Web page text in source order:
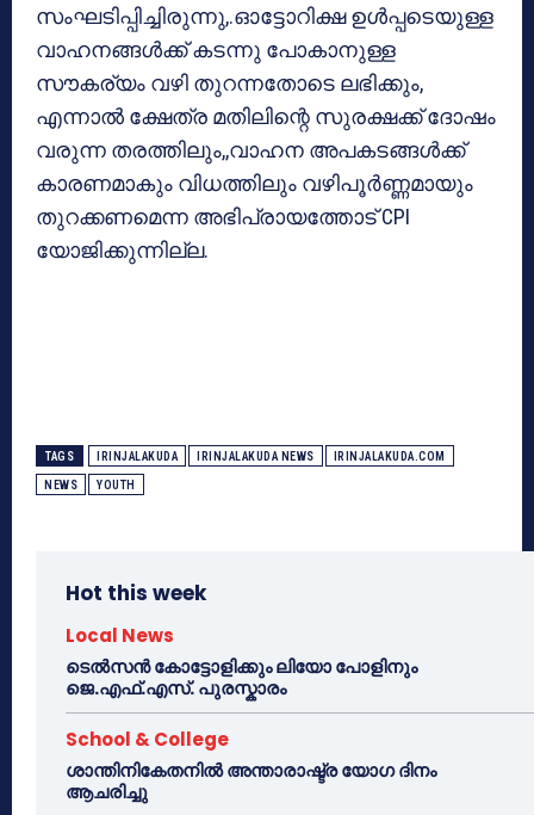
സംഘടിപ്പിച്ചിരുന്നു,.ഓട്ടോറിക്ഷ ഉള്‍പ്പടെയുള്ള
വാഹനങ്ങള്‍ക്ക് കടന്നു പോകാനുള്ള
സൗകര്യം വഴി തുറന്നതോടെ ലഭിക്കും,
എന്നാല്‍ ക്ഷേത്ര മതിലിന്റെ സുരക്ഷക്ക് ദോഷം
വരുന്ന തരത്തിലും,,വാഹന അപകടങ്ങള്‍ക്ക്
കാരണമാകും വിധത്തിലും വഴിപൂര്‍ണ്ണമായും
തുറക്കണമെന്ന അഭിപ്രായത്തോട് CPI
യോജിക്കുന്നില്ല.
TAGS IRINJALAKUDA IRINJALAKUDA NEWS IRINJALAKUDA.COM
NEWS YOUTH
Hot this week
Local News
ടെൽസൻ കോട്ടോളിക്കും ലിയോ പോളിനും
ജെ.എഫ്.എസ്. പുരസ്കാരം
School & College
ശാന്തിനികേതനിൽ അന്താരാഷ്ട്ര യോഗ ദിനം
ആചരിച്ചു